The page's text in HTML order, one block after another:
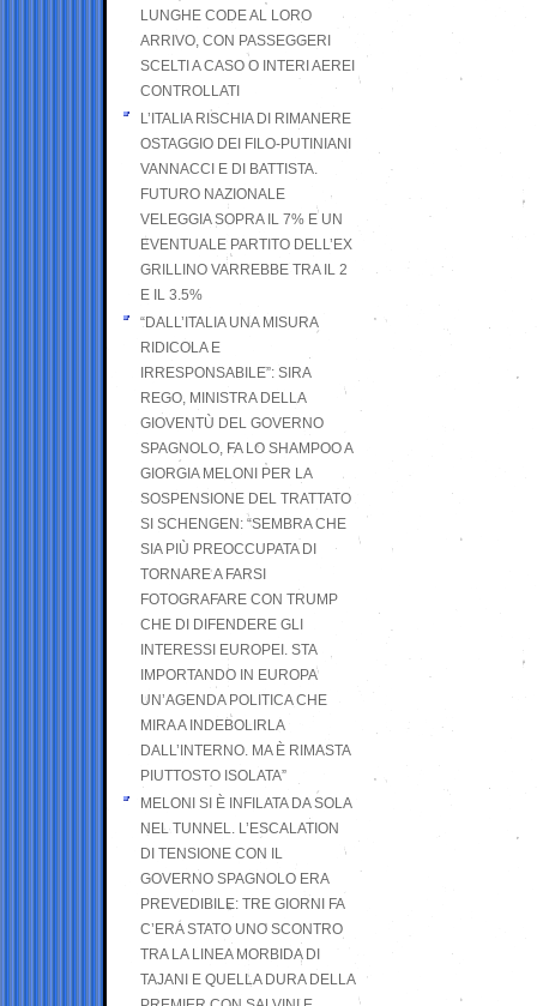
LUNGHE CODE AL LORO
ARRIVO, CON PASSEGGERI
SCELTI A CASO O INTERI AEREI
CONTROLLATI
L’ITALIA RISCHIA DI RIMANERE
OSTAGGIO DEI FILO-PUTINIANI
VANNACCI E DI BATTISTA.
FUTURO NAZIONALE
VELEGGIA SOPRA IL 7% E UN
EVENTUALE PARTITO DELL’EX
GRILLINO VARREBBE TRA IL 2
E IL 3.5%
“DALL’ITALIA UNA MISURA
RIDICOLA E
IRRESPONSABILE”: SIRA
REGO, MINISTRA DELLA
GIOVENTÙ DEL GOVERNO
SPAGNOLO, FA LO SHAMPOO A
GIORGIA MELONI PER LA
SOSPENSIONE DEL TRATTATO
SI SCHENGEN: “SEMBRA CHE
SIA PIÙ PREOCCUPATA DI
TORNARE A FARSI
FOTOGRAFARE CON TRUMP
CHE DI DIFENDERE GLI
INTERESSI EUROPEI. STA
IMPORTANDO IN EUROPA
UN’AGENDA POLITICA CHE
MIRA A INDEBOLIRLA
DALL’INTERNO. MA È RIMASTA
PIUTTOSTO ISOLATA”
MELONI SI È INFILATA DA SOLA
NEL TUNNEL. L’ESCALATION
DI TENSIONE CON IL
GOVERNO SPAGNOLO ERA
PREVEDIBILE: TRE GIORNI FA
C’ERA STATO UNO SCONTRO
TRA LA LINEA MORBIDA DI
TAJANI E QUELLA DURA DELLA